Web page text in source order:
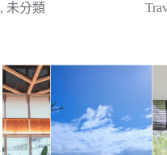
, 未分類